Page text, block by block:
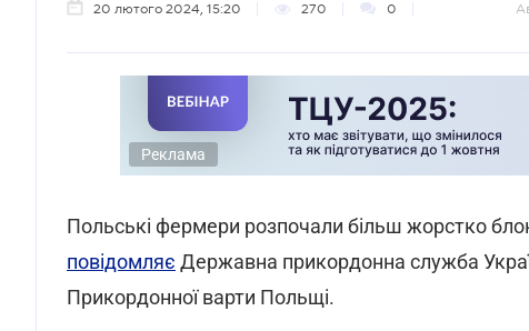
20 лютого 2024, 15:20 270 0
Реклама
Польські фермери розпочали більш жорстко
повідомляє Державна прикордонна служба
Прикордонної варти Польщі.